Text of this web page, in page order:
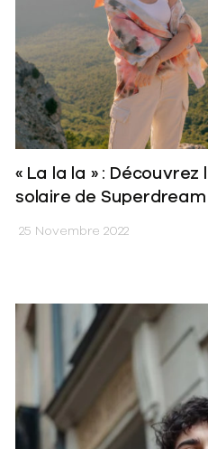
« La la la » :
solaire de
25 Novembre 2022